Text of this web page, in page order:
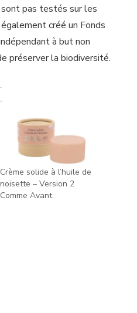
pas testés sur les
créé un Fonds
à but non
préserver la biodiversité.
Crème solide à l’huile de
noisette – Version 2
Comme Avant